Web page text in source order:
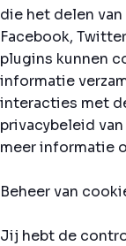
die het delen
Facebook,
plugins kunnen
informatie
interacties met
privacybeleid
meer informatie
Beheer van
Jij hebt de